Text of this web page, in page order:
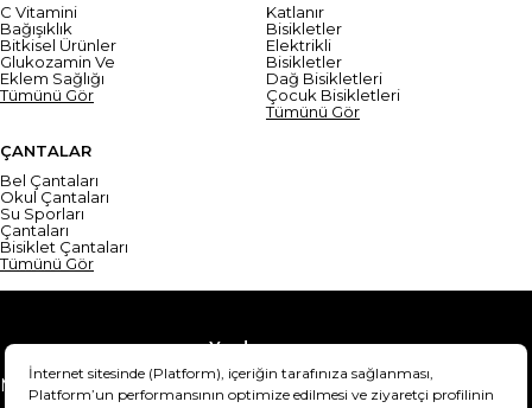
C Vitamini
Bağışıklık
Bitkisel Ürünler
Glukozamin Ve
Eklem Sağlığı
Tümünü Gör
Katlanır
Bisikletler
Elektrikli
Bisikletler
Dağ Bisikletleri
Çocuk Bisikletleri
Tümünü Gör
ÇANTALAR
Bel Çantaları
Okul Çantaları
Su Sporları
Çantaları
Bisiklet Çantaları
Tümünü Gör
Yardım
Mesafeli Satış Sözleşmesi
Teslimat Bilgisi